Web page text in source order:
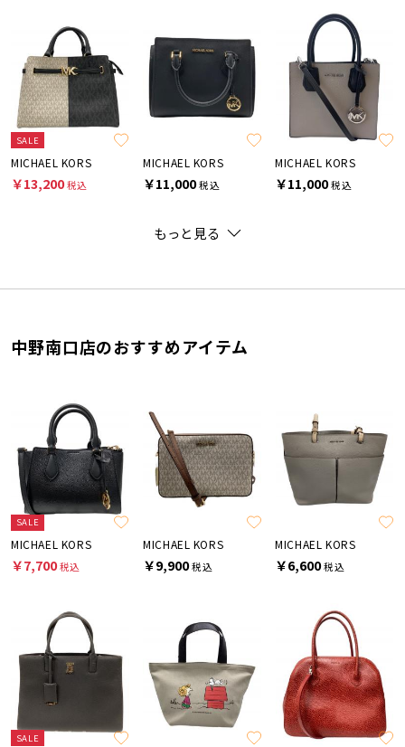
SALE
MICHAEL KORS
￥13,200税込
MICHAEL KORS
￥11,000税込
MICHAEL KORS
￥11,000税込
もっと見る
中野南口店のおすすめアイテム
SALE
MICHAEL KORS
￥7,700税込
MICHAEL KORS
￥9,900税込
MICHAEL KORS
￥6,600税込
SALE